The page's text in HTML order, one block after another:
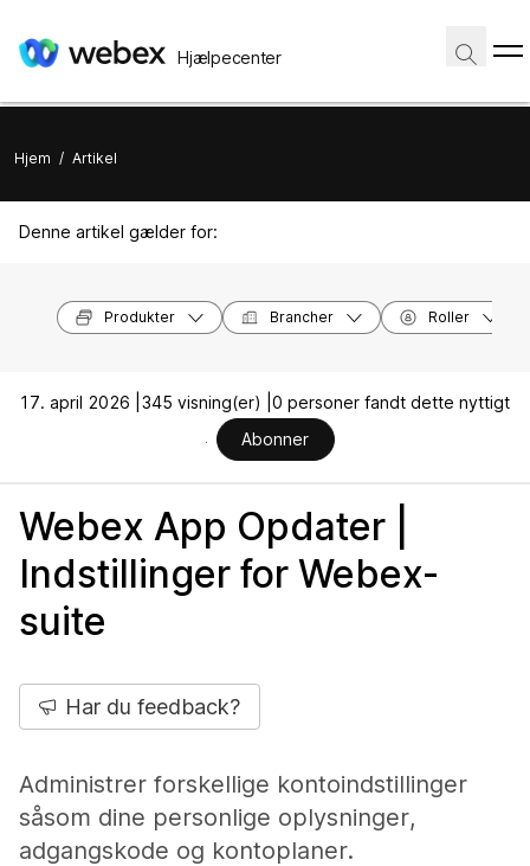
Hjælpecenter
Hjem / Artikel
Denne artikel gælder for:
Produkter Brancher Roller
17. april 2026 | 345 visning(er) | 0 personer fandt dette nyttigt
Abonner
Webex App Opdater |
Indstillinger for Webex-
suite
Har du feedback?
Administrer forskellige kontoindstillinger
såsom dine personlige oplysninger,
adgangskode og kontoplaner.